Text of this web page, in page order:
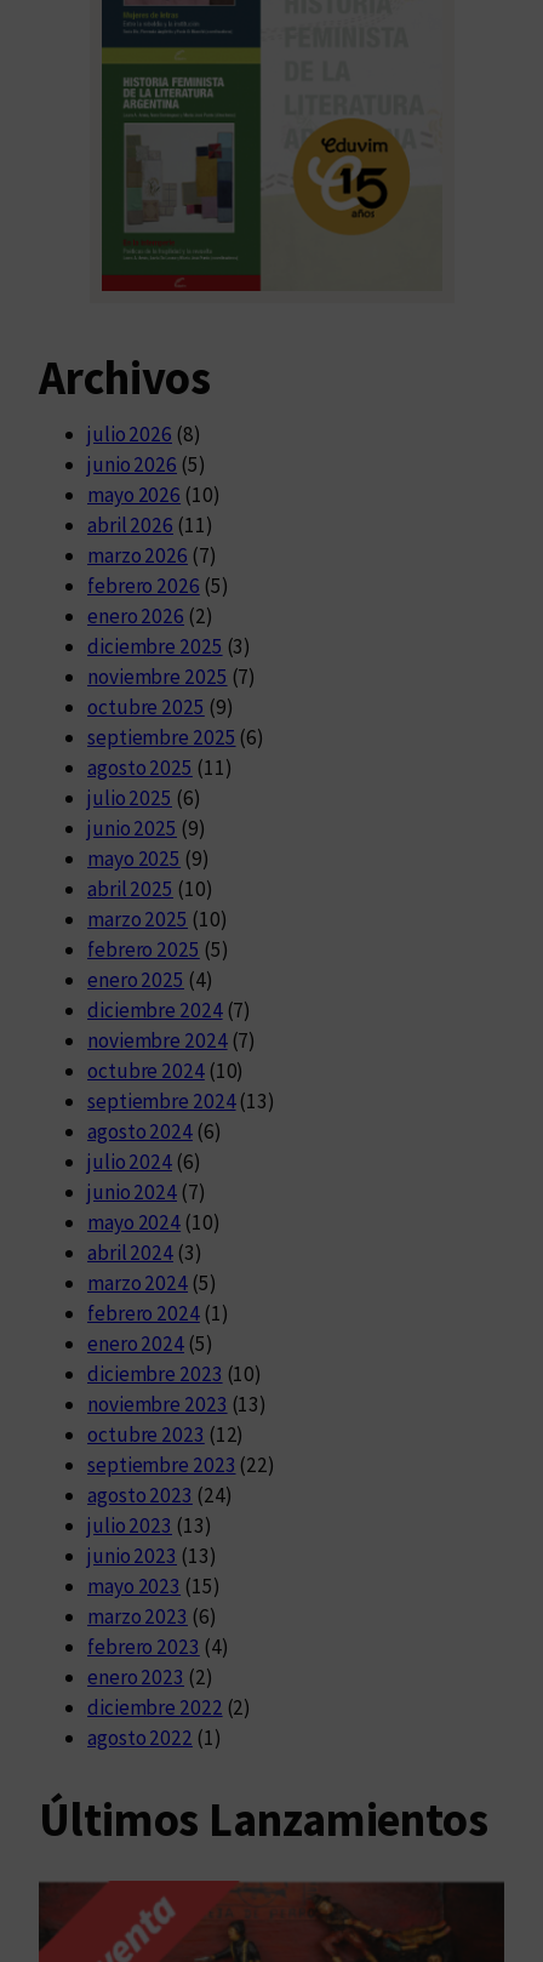
Archivos
julio 2026 (8)
junio 2026 (5)
mayo 2026 (10)
abril 2026 (11)
marzo 2026 (7)
febrero 2026 (5)
enero 2026 (2)
diciembre 2025 (3)
noviembre 2025 (7)
octubre 2025 (9)
septiembre 2025 (6)
agosto 2025 (11)
julio 2025 (6)
junio 2025 (9)
mayo 2025 (9)
abril 2025 (10)
marzo 2025 (10)
febrero 2025 (5)
enero 2025 (4)
diciembre 2024(7)
noviembre 2024(7)
octubre 2024(10)
septiembre 2024(13)
agosto 2024(6)
julio 2024 (6)
junio 2024 (7)
mayo 2024 (10)
abril 2024 (3)
marzo 2024 (5)
febrero 2024(1)
enero 2024 (5)
diciembre 2023 (10)
noviembre 2023 (13)
octubre 2023 (12)
septiembre 2023 (22)
agosto 2023 (24)
julio 2023 (13)
junio 2023 (13)
mayo 2023 (15)
marzo 2023 (6)
febrero 2023 (4)
enero 2023 (2)
diciembre 2022 (2)
agosto 2022 (1)
Últimos Lanzamientos